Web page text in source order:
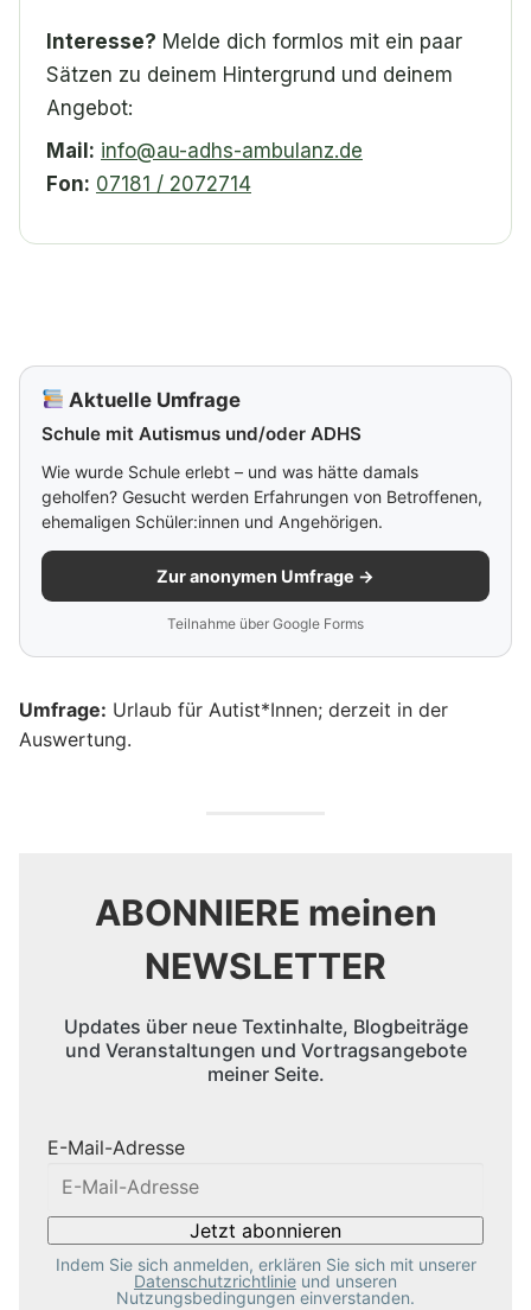
Interesse? Melde dich formlos mit ein paar
Sätzen zu deinem Hintergrund und deinem
Angebot:
Mail: info@au-adhs-ambulanz.de
Fon: 07181 / 2072714
Aktuelle Umfrage
Schule mit Autismus und/oder ADHS
Wie wurde Schule erlebt – und was hätte damals
geholfen? Gesucht werden Erfahrungen von Betroffenen,
ehemaligen Schüler:innen und Angehörigen.
Zur anonymen Umfrage →
Teilnahme über Google Forms
Umfrage: Urlaub für Autist*Innen; derzeit in der
Auswertung.
ABONNIERE meinen
NEWSLETTER
Updates über neue Textinhalte, Blogbeiträge
und Veranstaltungen und Vortragsangebote
meiner Seite.
E-Mail-Adresse
Indem Sie sich anmelden, erklären Sie sich mit unserer
Datenschutzrichtlinie und unseren
Nutzungsbedingungen einverstanden.